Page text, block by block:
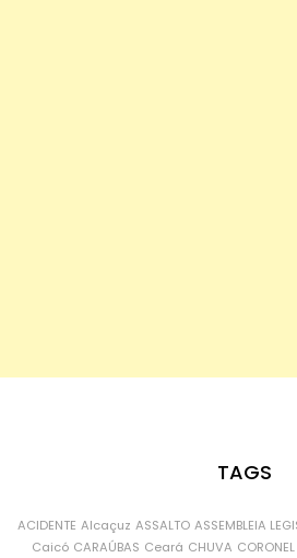
TAGS
ACIDENTE Alcaçuz ASSALTO ASSEMBLEIA
Caicó CARAÚBAS Ceará CHUVA